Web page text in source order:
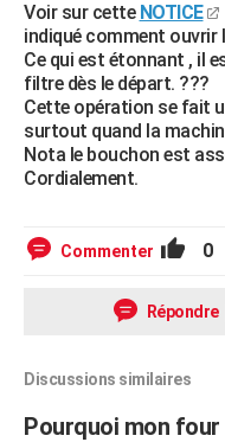
Voir sur cette NOTICE
indiqué comment ouvrir
Ce qui est étonnant , il
filtre dès le départ. ???
Cette opération se fait
surtout quand la
Nota le bouchon est
Cordialement.
Commenter 0
Répondre
Discussions similaires
Pourquoi mon